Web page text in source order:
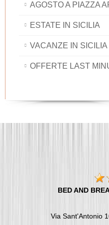
AGOSTO A PIAZZA
ESTATE IN SICILIA
VACANZE IN SICILIA
OFFERTE LAST
BED AND
Via Sant'Antonio